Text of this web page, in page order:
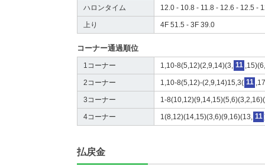
ハロンタイム 12.0 - 10.8 - 11.8 - 12.6 - 12.5 -
上り 4F 51.5 - 3F 39.0
コーナー通過順位
1コーナー 1,10-8(5,12)(2,9,14)(3, 11
2コーナー 1,10-8(5,12)-(2,9,14)15,3( 11
3コーナー 1-
4コーナー 1(8,12)(14,15)(3,6)(9,16)(13, 11
払戻金